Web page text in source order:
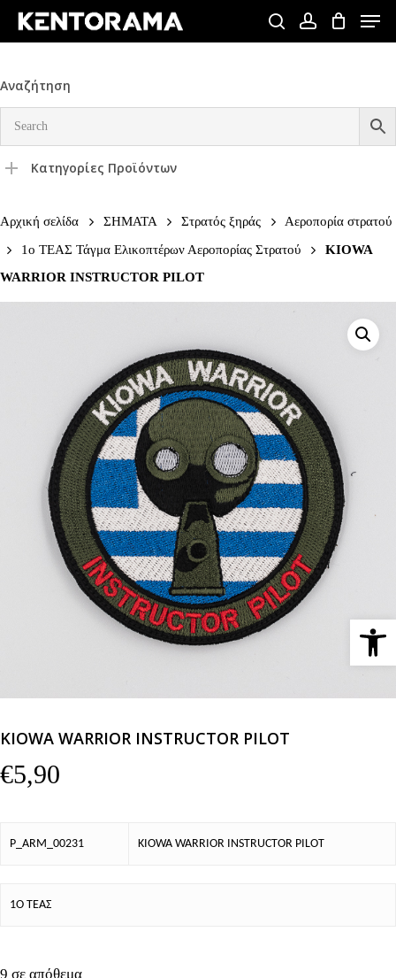
Skip
content
searchaccount
Menu
Αναζήτηση
Κατηγορίες Προϊόντων
Αρχική σελίδα ΣΗΜΑΤΑ Στρατός ξηράς
Αεροπορία στρατού
1ο ΤΕΑΣ Τάγμα Ελικοπτέρων Αεροπορίας Στρατού
KIOWA
WARRIOR INSTRUCTOR PILOT
KIOWA WARRIOR INSTRUCTOR PILOT
€5,90
P_ARM_00231 KIOWA WARRIOR INSTRUCTOR PILOT
1Ο ΤΕΑΣ
9 σε απόθεμα